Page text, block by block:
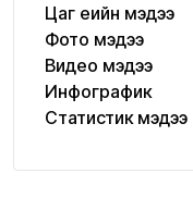
Цаг үеийн мэдээ
Фото мэдээ
Видео мэдээ
Инфографик
Статистик мэдээ